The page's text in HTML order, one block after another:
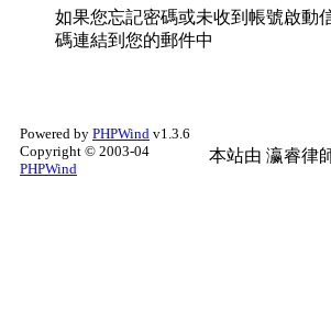
如果您忘記密碼或未收到帳號啟動
碼連結到您的郵件中
Powered by PHPWind v1.3.6
Copyright © 2003-04
PHPWind
本站由 瀛睿律